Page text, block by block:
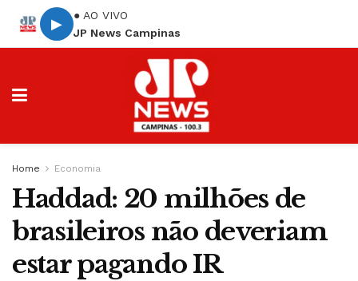
▶
● AO VIVO
JP News Campinas
Home Economia
Haddad: 20 milhões de
brasileiros não deveriam
estar pagando IR